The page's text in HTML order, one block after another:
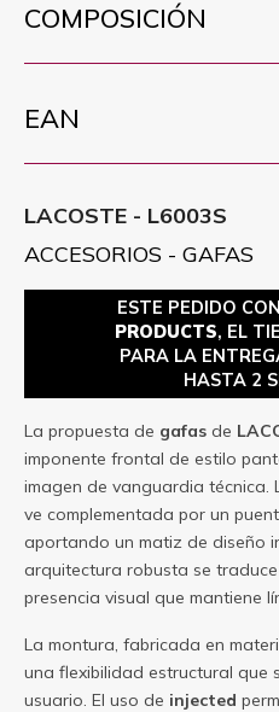
COMPOSICIÓN
EAN
LACOSTE - L6003S
ACCESORIOS - GAFAS
ESTE PEDIDO
PRODUCTS, EL
PARA LA
HASTA 2
La propuesta de gafas de
imponente frontal de estilo
imagen de vanguardia técnica.
ve complementada por un
aportando un matiz de diseño
arquitectura robusta se
presencia visual que mantiene
La montura, fabricada en
una flexibilidad estructural que
usuario. El uso de injected